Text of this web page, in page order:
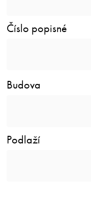
Číslo popisné
Budova
Podlaží